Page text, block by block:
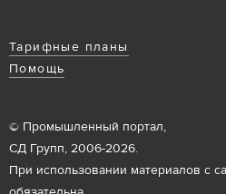
Тарифные планы
Помощь
© Промышленный портал,
СД Групп, 2006-2026.
При использовании материалов с